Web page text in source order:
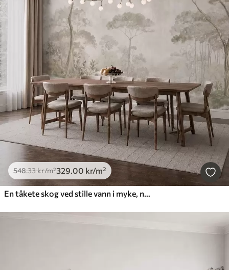
548.33kr/m²329.00 kr/m²
En tåkete skog ved stille vann i myke, naturlige pastellfarger